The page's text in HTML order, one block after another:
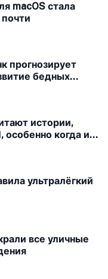
macOS стала
прогнозирует
бедных
истории,
особенно когда им
были написаны
ультралёгкий
все уличные